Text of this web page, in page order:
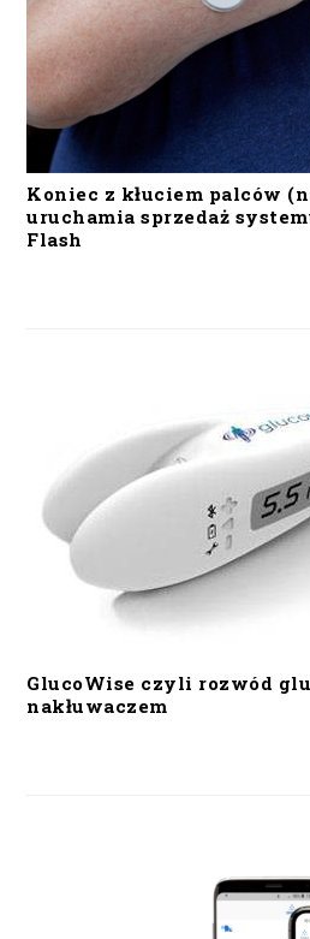
Koniec z kłuciem palców
uruchamia sprzedaż
Flash
GlucoWise czyli rozwód
nakłuwaczem